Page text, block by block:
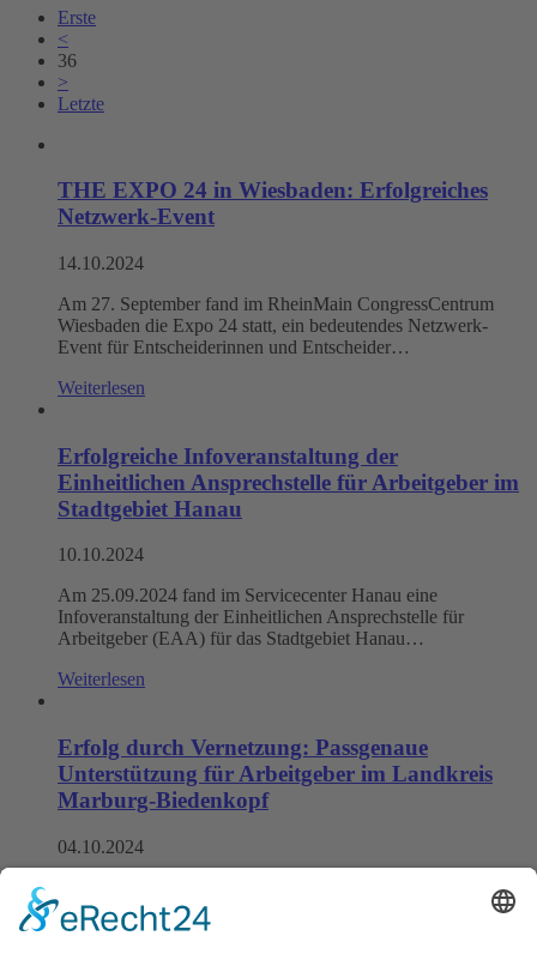
Erste
<
36
>
Letzte
THE EXPO 24 in Wiesbaden: Erfolgreiches
Netzwerk-Event
14.10.2024
Am 27. September fand im RheinMain CongressCentrum
Wiesbaden die Expo 24 statt, ein bedeutendes Netzwerk-
Event für Entscheiderinnen und Entscheider…
Weiterlesen
Erfolgreiche Infoveranstaltung der
Einheitlichen Ansprechstelle für Arbeitgeber im
Stadtgebiet Hanau
10.10.2024
Am 25.09.2024 fand im Servicecenter Hanau eine
Infoveranstaltung der Einheitlichen Ansprechstelle für
Arbeitgeber (EAA) für das Stadtgebiet Hanau…
Weiterlesen
Erfolg durch Vernetzung: Passgenaue
Unterstützung für Arbeitgeber im Landkreis
Marburg-Biedenkopf
04.10.2024
Behinderung am ersten Arbeitsmarkt sind wichtige Themen,
bei denen viele Arbeitgeber Unterstützung…